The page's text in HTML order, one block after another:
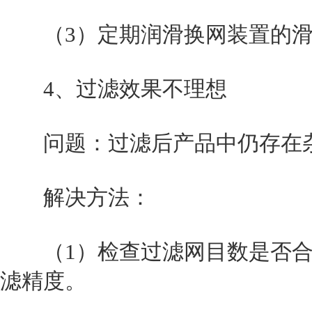
（3）定期润滑换网装置的滑
4、过滤效果不理想
问题：过滤后产品中仍存在
解决方法：
（1）检查过滤网目数是否合
滤精度。